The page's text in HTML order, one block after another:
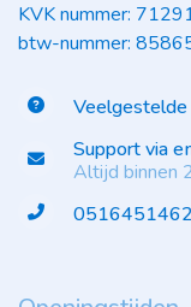
KVK nummer:
btw-nummer:
Veelgestelde
Support via
Altijd binnen
0516451462